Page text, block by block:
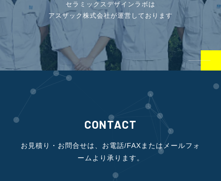
セラミックスデザインラボは
アスザック株式会社が運営しております
CONTACT
お見積り・お問合せは、お電話/FAXまたはメールフォ
ームより承ります。